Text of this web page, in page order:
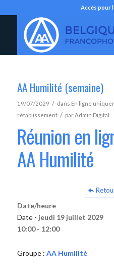
Accès pour
AA Humilité (semaine)
19/07/2029 / dans En ligne
rétablissement / parAdmin Digital
Réunion en
AA Humilité
Date/heure
Date - jeudi 19 juillet 2029
10:00 - 12:00
Groupe : AA Humilité